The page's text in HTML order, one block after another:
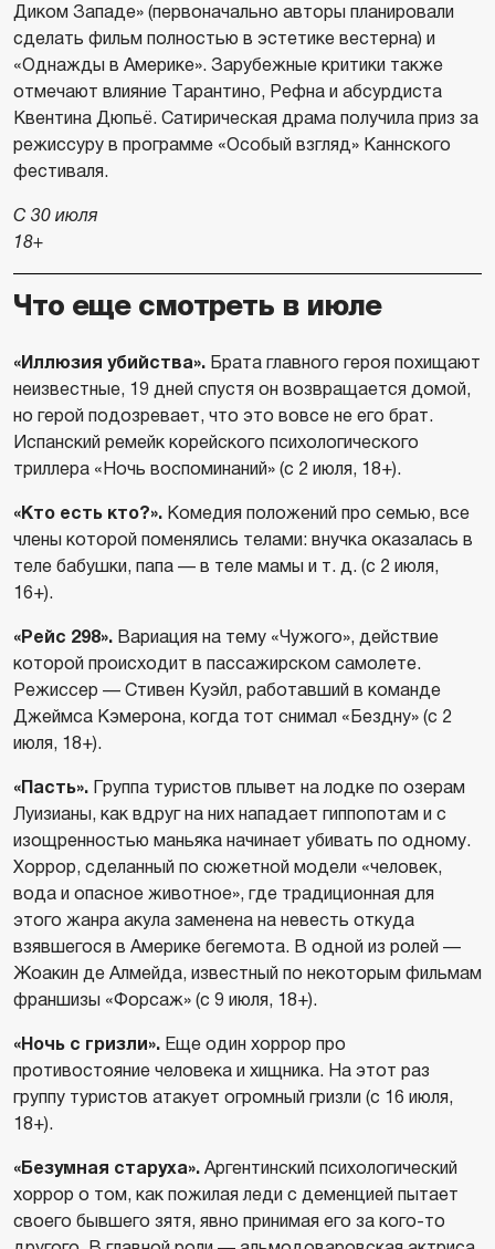
Диком Западе» (первоначально авторы планировали
сделать фильм полностью в эстетике вестерна) и
«Однажды в Америке». Зарубежные критики также
отмечают влияние Тарантино, Рефна и абсурдиста
Квентина Дюпьё. Сатирическая драма получила приз за
режиссуру в программе «Особый взгляд» Каннского
фестиваля.
С 30 июля
18+
Что еще смотреть в июле
«Иллюзия убийства». Брата главного героя похищают
неизвестные, 19 дней спустя он возвращается домой,
но герой подозревает, что это вовсе не его брат.
Испанский ремейк корейского психологического
триллера «Ночь воспоминаний» (с 2 июля, 18+).
«Кто есть кто?». Комедия положений про семью, все
члены которой поменялись телами: внучка оказалась в
теле бабушки, папа — в теле мамы и т. д. (с 2 июля,
16+).
«Рейс 298». Вариация на тему «Чужого», действие
которой происходит в пассажирском самолете.
Режиссер — Стивен Куэйл, работавший в команде
Джеймса Кэмерона, когда тот снимал «Бездну» (с 2
июля, 18+).
«Пасть». Группа туристов плывет на лодке по озерам
Луизианы, как вдруг на них нападает гиппопотам и с
изощренностью маньяка начинает убивать по одному.
Хоррор, сделанный по сюжетной модели «человек,
вода и опасное животное», где традиционная для
этого жанра акула заменена на невесть откуда
взявшегося в Америке бегемота. В одной из ролей —
Жоакин де Алмейда, известный по некоторым фильмам
франшизы «Форсаж» (с 9 июля, 18+).
«Ночь с гризли». Еще один хоррор про
противостояние человека и хищника. На этот раз
группу туристов атакует огромный гризли (с 16 июля,
18+).
«Безумная старуха». Аргентинский психологический
хоррор о том, как пожилая леди с деменцией пытает
своего бывшего зятя, явно принимая его за кого-то